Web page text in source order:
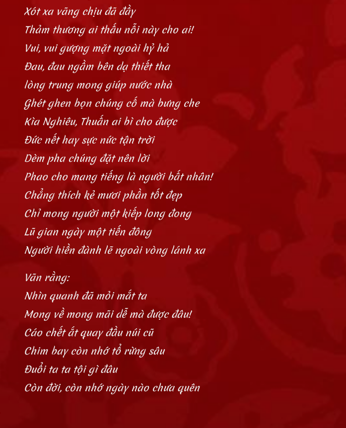
Xót xa vãng chịu đã đầy
Thảm thương ai thấu nỗi này cho ai!
Vui, vui gượng mặt ngoài hỷ hả
Đau, đau ngầm bên dạ thiết tha
lòng trung mong giúp nước nhà
Ghét ghen bọn chúng cố mà bưng che
Kìa Nghiêu, Thuấn ai bì cho được
Đức nết hay sực nức tận trời
Dèm pha chúng đặt nên lời
Phao cho mang tiếng là người bất nhân!
Chẳng thích kẻ mươi phần tốt đẹp
Chỉ mong người một kiếp long đong
Lũ gian ngày một tiến đông
Người hiền đành lẽ ngoài vòng lánh xa
Vãn rằng:
Nhìn quanh đã mỏi mắt ta
Mong về mong mãi dễ mà được đâu!
Cáo chết ắt quay đầu núi cũ
Chim bay còn nhớ tổ rừng sâu
Đuổi ta ta tội gì đâu
Còn đời, còn nhớ ngày nào chưa quên